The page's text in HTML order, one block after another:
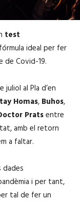
test
ideal per fer
de Covid-19.
juliol al Pla d’en
Homas, Buhos,
Pratsentre
amb el retorn
a faltar.
dades
i per tant,
tal de fer un